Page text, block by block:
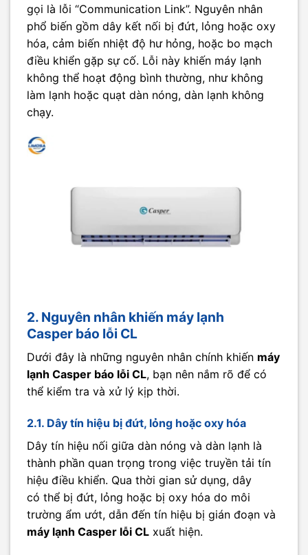
gọi là lỗi “Communication Link”. Nguyên nhân
phổ biến gồm dây kết nối bị đứt, lỏng hoặc oxy
hóa, cảm biến nhiệt độ hư hỏng, hoặc bo mạch
điều khiển gặp sự cố. Lỗi này khiến máy lạnh
không thể hoạt động bình thường, như không
làm lạnh hoặc quạt dàn nóng, dàn lạnh không
chạy.
2. Nguyên nhân khiến máy lạnh
Casper báo lỗi CL
Dưới đây là những nguyên nhân chính khiến máy
lạnh Casper báo lỗi CL, bạn nên nắm rõ để có
thể kiểm tra và xử lý kịp thời.
2.1. Dây tín hiệu bị đứt, lỏng hoặc oxy hóa
Dây tín hiệu nối giữa dàn nóng và dàn lạnh là
thành phần quan trọng trong việc truyền tải tín
hiệu điều khiển. Qua thời gian sử dụng, dây
có thể bị đứt, lỏng hoặc bị oxy hóa do môi
trường ẩm ướt, dẫn đến tín hiệu bị gián đoạn và
máy lạnh Casper lỗi CL xuất hiện.